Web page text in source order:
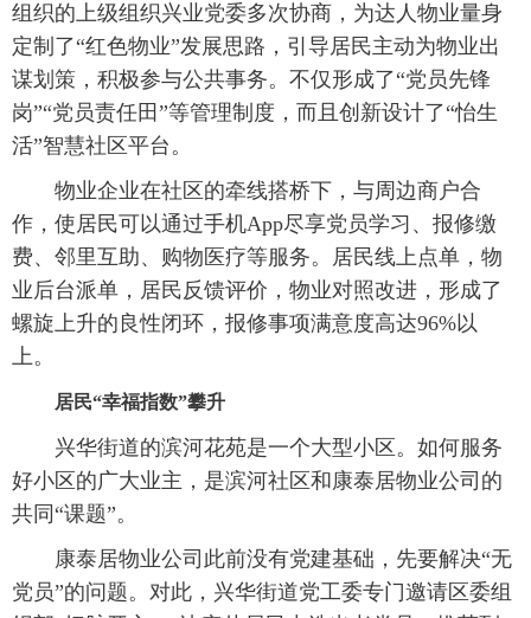
组织的上级组织兴业党委多次协商，为达人物业量身
定制了“红色物业”发展思路，引导居民主动为物业出
谋划策，积极参与公共事务。不仅形成了“党员先锋
岗”“党员责任田”等管理制度，而且创新设计了“怡生
活”智慧社区平台。
物业企业在社区的牵线搭桥下，与周边商户合
作，使居民可以通过手机App尽享党员学习、报修缴
费、邻里互助、购物医疗等服务。居民线上点单，物
业后台派单，居民反馈评价，物业对照改进，形成了
螺旋上升的良性闭环，报修事项满意度高达96%以
上。
居民“幸福指数”攀升
兴华街道的滨河花苑是一个大型小区。如何服务
好小区的广大业主，是滨河社区和康泰居物业公司的
共同“课题”。
康泰居物业公司此前没有党建基础，先要解决“无
党员”的问题。对此，兴华街道党工委专门邀请区委组